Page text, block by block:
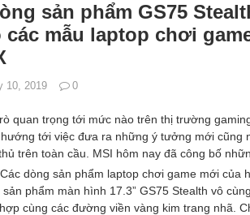
sản phẩm GS75
mẫu laptop chơi
10, 2019 0
quan trọng tới mức nào trên thị trường
hướng tới việc đưa ra những ý tưởng mới
trên toàn cầu. MSI hôm nay đã công bố
dòng sản phẩm laptop chơi game mới của
phẩm màn hình 17.3” GS75 Stealth vô
cùng các đường viền vàng kim trang nhã.